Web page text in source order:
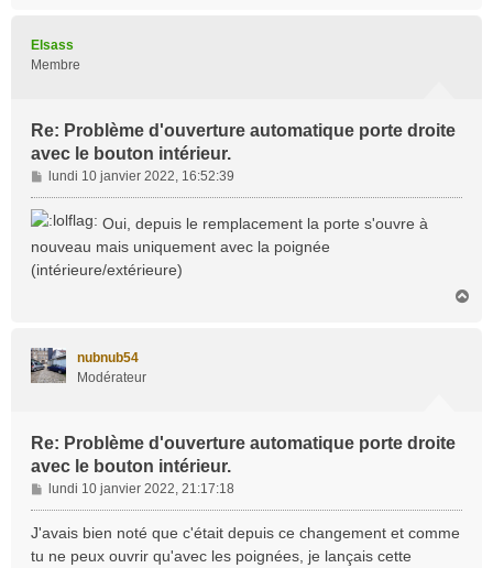
Elsass
Membre
Re: Problème d'ouverture automatique porte droite
avec le bouton intérieur.
M
e
s
a
g
lundi 10 janvier 2022, 16:52:39
Oui, depuis le remplacement la porte s'ouvre à
nouveau mais uniquement avec la poignée
(intérieure/extérieure)
nubnub54
Modérateur
Re: Problème d'ouverture automatique porte droite
avec le bouton intérieur.
M
e
s
lundi 10 janvier 2022, 21:17:18
J'avais bien noté que c'était depuis ce changement et comme
tu ne peux ouvrir qu'avec les poignées, je lançais cette